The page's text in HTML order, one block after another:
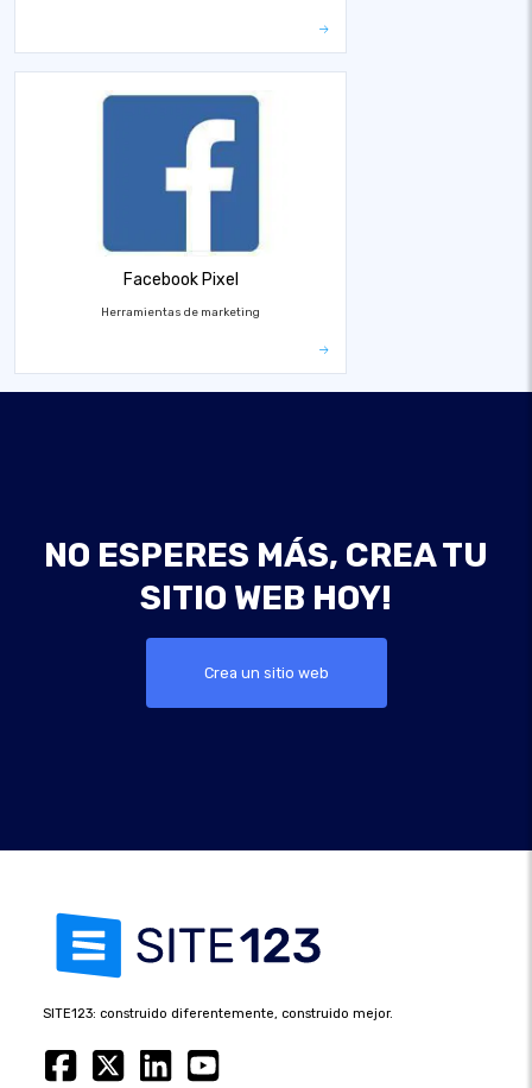
Facebook Pixel
Herramientas de marketing
NO ESPERES MÁS, CREA TU
SITIO WEB HOY!
Crea un sitio web
SITE123: construido diferentemente, construido mejor.